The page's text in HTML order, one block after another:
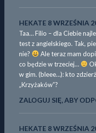
HEKATE 8 WRZEŚNIA
Taa… Filio – dla Ciebie
test z angielskiego. Tak,
nie?
Ale teraz mam
co będzie w trzeciej…
w gim. (bleee…): kto
„Krzyżaków”?
ZALOGUJ SIĘ, ABY
HEKATE 8 WRZEŚNIA